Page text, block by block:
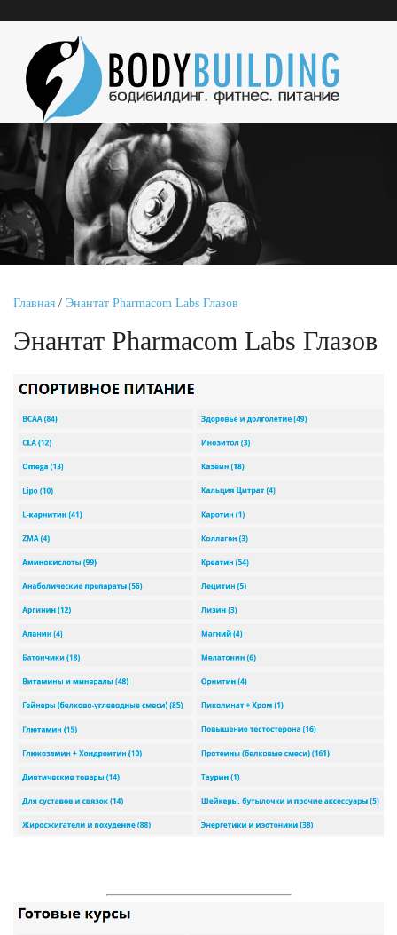
Главная / Энантат Pharmacom Labs Глазов
Энантат Pharmacom Labs Глазов